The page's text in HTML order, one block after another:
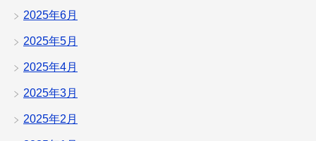
2025年6月
2025年5月
2025年4月
2025年3月
2025年2月